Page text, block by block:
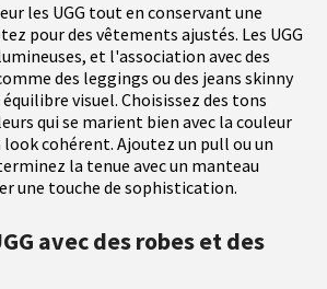
les UGG tout en conservant une
pour des vêtements ajustés. Les UGG
et l'association avec des
des leggings ou des jeans skinny
visuel. Choisissez des tons
qui se marient bien avec la couleur
look cohérent. Ajoutez un pull ou un
la tenue avec un manteau
une touche de sophistication.
avec des robes et des